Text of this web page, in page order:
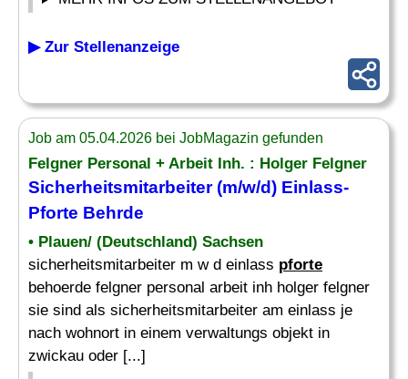
▶ Zur Stellenanzeige
Job am 05.04.2026 bei JobMagazin gefunden
Felgner Personal + Arbeit Inh. : Holger Felgner
Sicherheitsmitarbeiter (m/w/d) Einlass-
Pforte Behrde
• Plauen/ (Deutschland) Sachsen
sicherheitsmitarbeiter m w d einlass pforte
behoerde felgner personal arbeit inh holger felgner
sie sind als sicherheitsmitarbeiter am einlass je
nach wohnort in einem verwaltungs objekt in
zwickau oder [...]